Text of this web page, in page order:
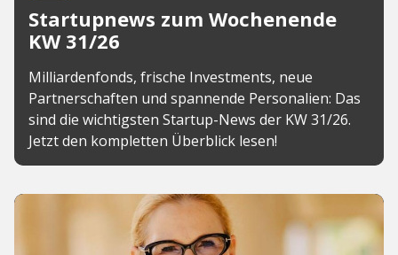
Startupnews zum Wochenende
KW 31/26
Milliardenfonds, frische Investments, neue
Partnerschaften und spannende Personalien: Das
sind die wichtigsten Startup-News der KW 31/26.
Jetzt den kompletten Überblick lesen!